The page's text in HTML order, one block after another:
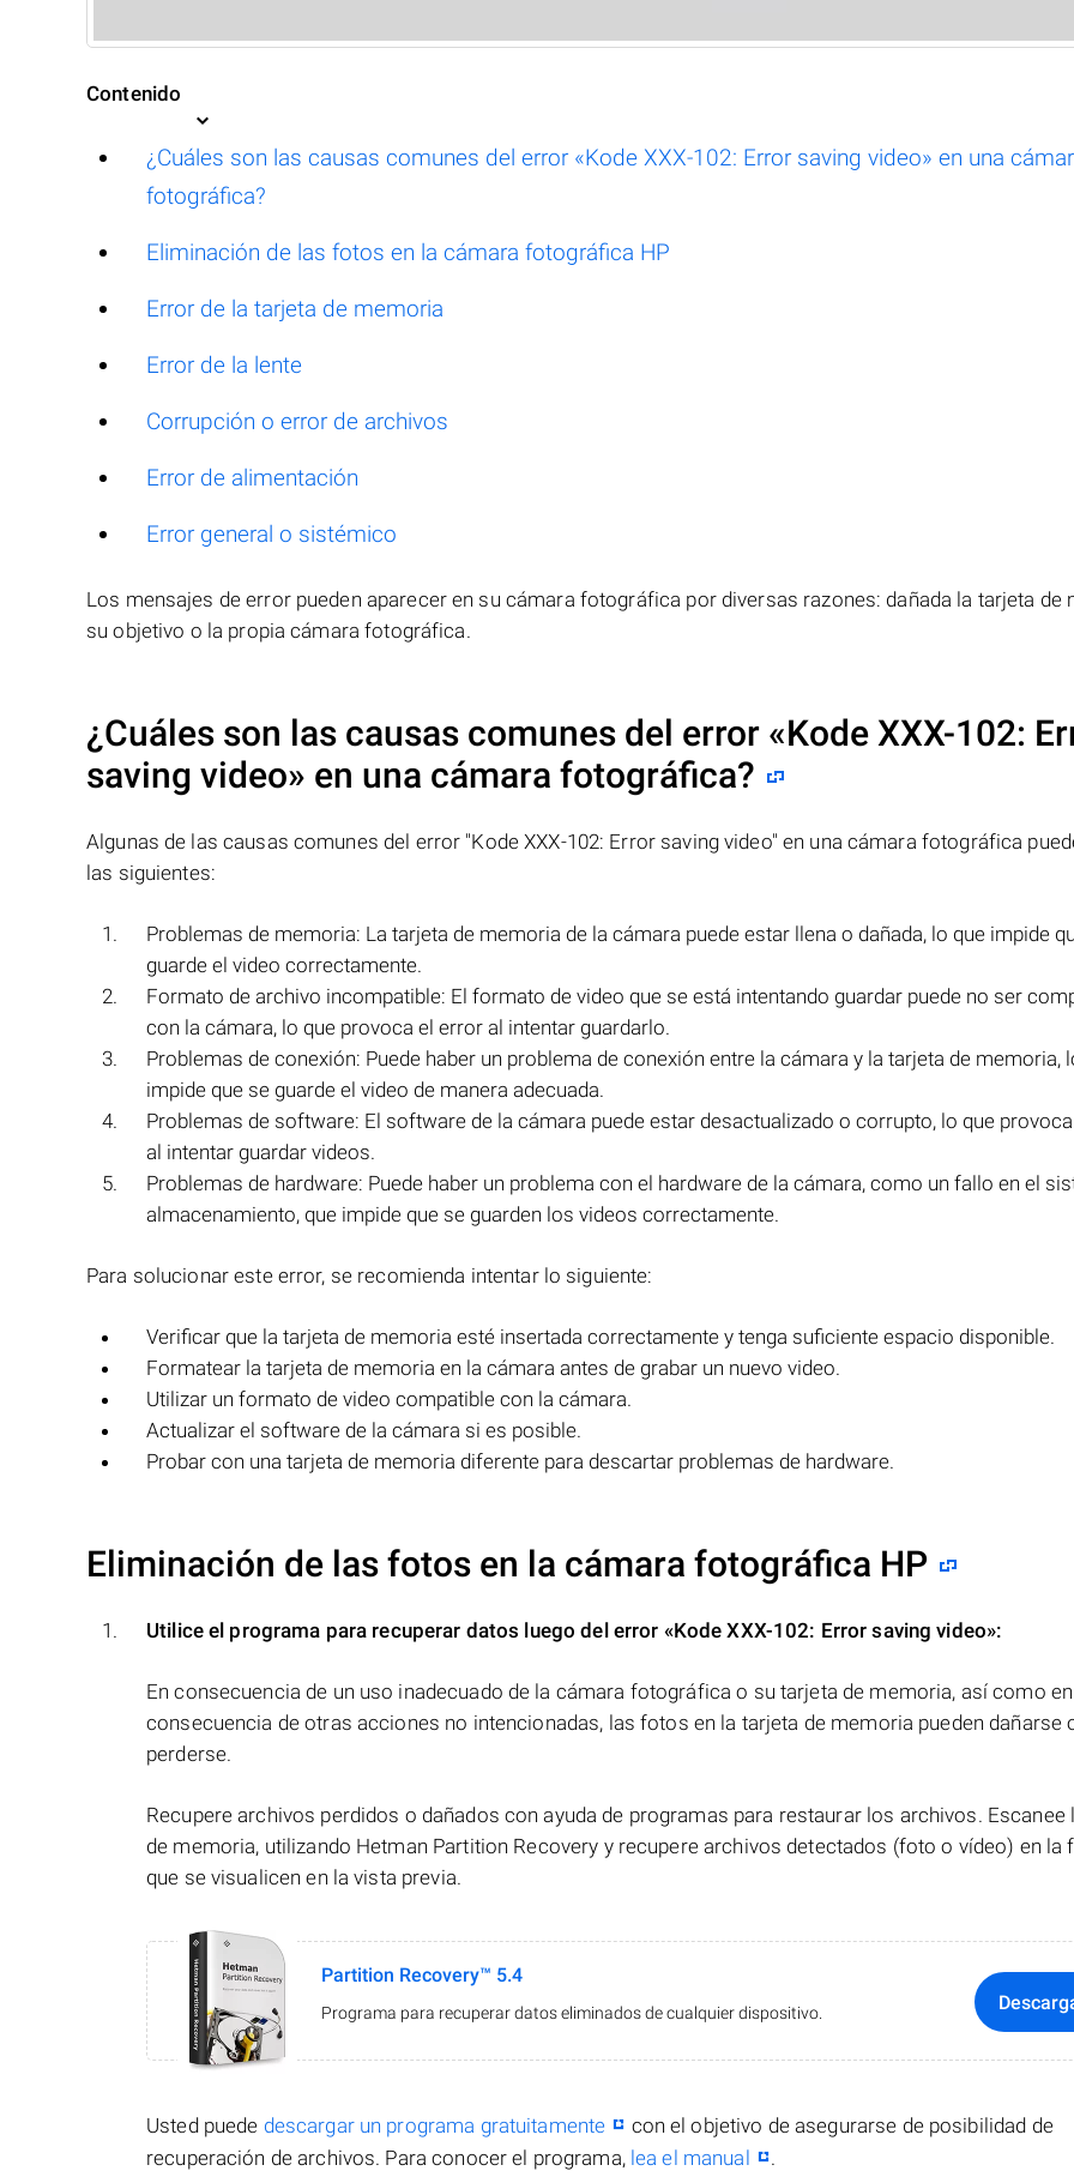
Contenido
¿Cuáles son las causas comunes del error «Kode XXX-102: Error saving video» en una
fotográfica?
Eliminación de las fotos en la cámara fotográfica HP
Error de la tarjeta de memoria
Error de la lente
Corrupción o error de archivos
Error de alimentación
Error general o sistémico
Los mensajes de error pueden aparecer en su cámara fotográfica por diversas razones: dañada la tarjeta de
su objetivo o la propia cámara fotográfica.
¿Cuáles son las causas comunes del error «Kode XXX-102:
saving video» en una cámara fotográfica?
Algunas de las causas comunes del error "Kode XXX-102: Error saving video" en una cámara fotográfica
las siguientes:
Problemas de memoria: La tarjeta de memoria de la cámara puede estar llena o dañada, lo que impide
guarde el video correctamente.
Formato de archivo incompatible: El formato de video que se está intentando guardar puede no ser
con la cámara, lo que provoca el error al intentar guardarlo.
Problemas de conexión: Puede haber un problema de conexión entre la cámara y la tarjeta de memoria,
impide que se guarde el video de manera adecuada.
Problemas de software: El software de la cámara puede estar desactualizado o corrupto, lo que
al intentar guardar videos.
Problemas de hardware: Puede haber un problema con el hardware de la cámara, como un fallo en el
almacenamiento, que impide que se guarden los videos correctamente.
Para solucionar este error, se recomienda intentar lo siguiente:
Verificar que la tarjeta de memoria esté insertada correctamente y tenga suficiente espacio disponible.
Formatear la tarjeta de memoria en la cámara antes de grabar un nuevo video.
Utilizar un formato de video compatible con la cámara.
Actualizar el software de la cámara si es posible.
Probar con una tarjeta de memoria diferente para descartar problemas de hardware.
Eliminación de las fotos en la cámara fotográfica HP
Utilice el programa para recuperar datos luego del error «Kode XXX-102: Error saving video»:
En consecuencia de un uso inadecuado de la cámara fotográfica o su tarjeta de memoria, así como en
consecuencia de otras acciones no intencionadas, las fotos en la tarjeta de memoria pueden dañarse
perderse.
Recupere archivos perdidos o dañados con ayuda de programas para restaurar los archivos. Escanee
de memoria, utilizando Hetman Partition Recovery y recupere archivos detectados (foto o vídeo) en la
que se visualicen en la vista previa.
Partition Recovery™ 5.4
Programa para recuperar datos eliminados de cualquier dispositivo.
Usted puede descargar un programa gratuitamente
con el objetivo de asegurarse de posibilidad de
recuperación de archivos. Para conocer el programa, lea el manual .